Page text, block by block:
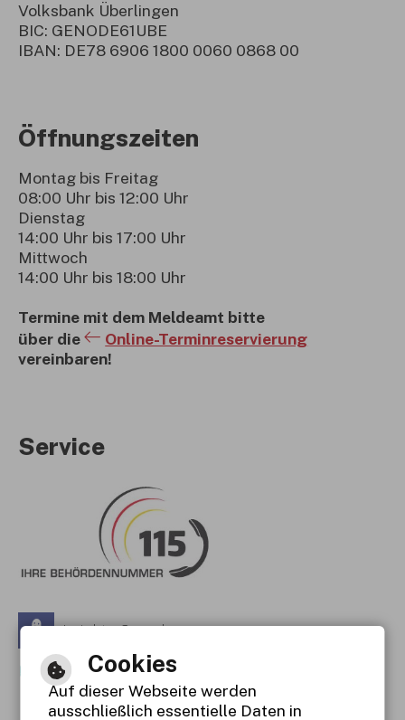
Volksbank Überlingen
BIC: GENODE61UBE
IBAN: DE78 6906 1800 0060 0868 00
Öffnungszeiten
Montag bis Freitag
08:00 Uhr bis 12:00 Uhr
Dienstag
14:00 Uhr bis 17:00 Uhr
Mittwoch
14:00 Uhr bis 18:00 Uhr
Termine mit dem Meldeamt bitte
über die
Online-Terminreservierung
vereinbaren!
Service
Leichte Sprache
Gebärdensprache
Barrierefreie Ansicht
Cookies
Auf dieser Webseite werden
ausschließlich essentielle Daten in